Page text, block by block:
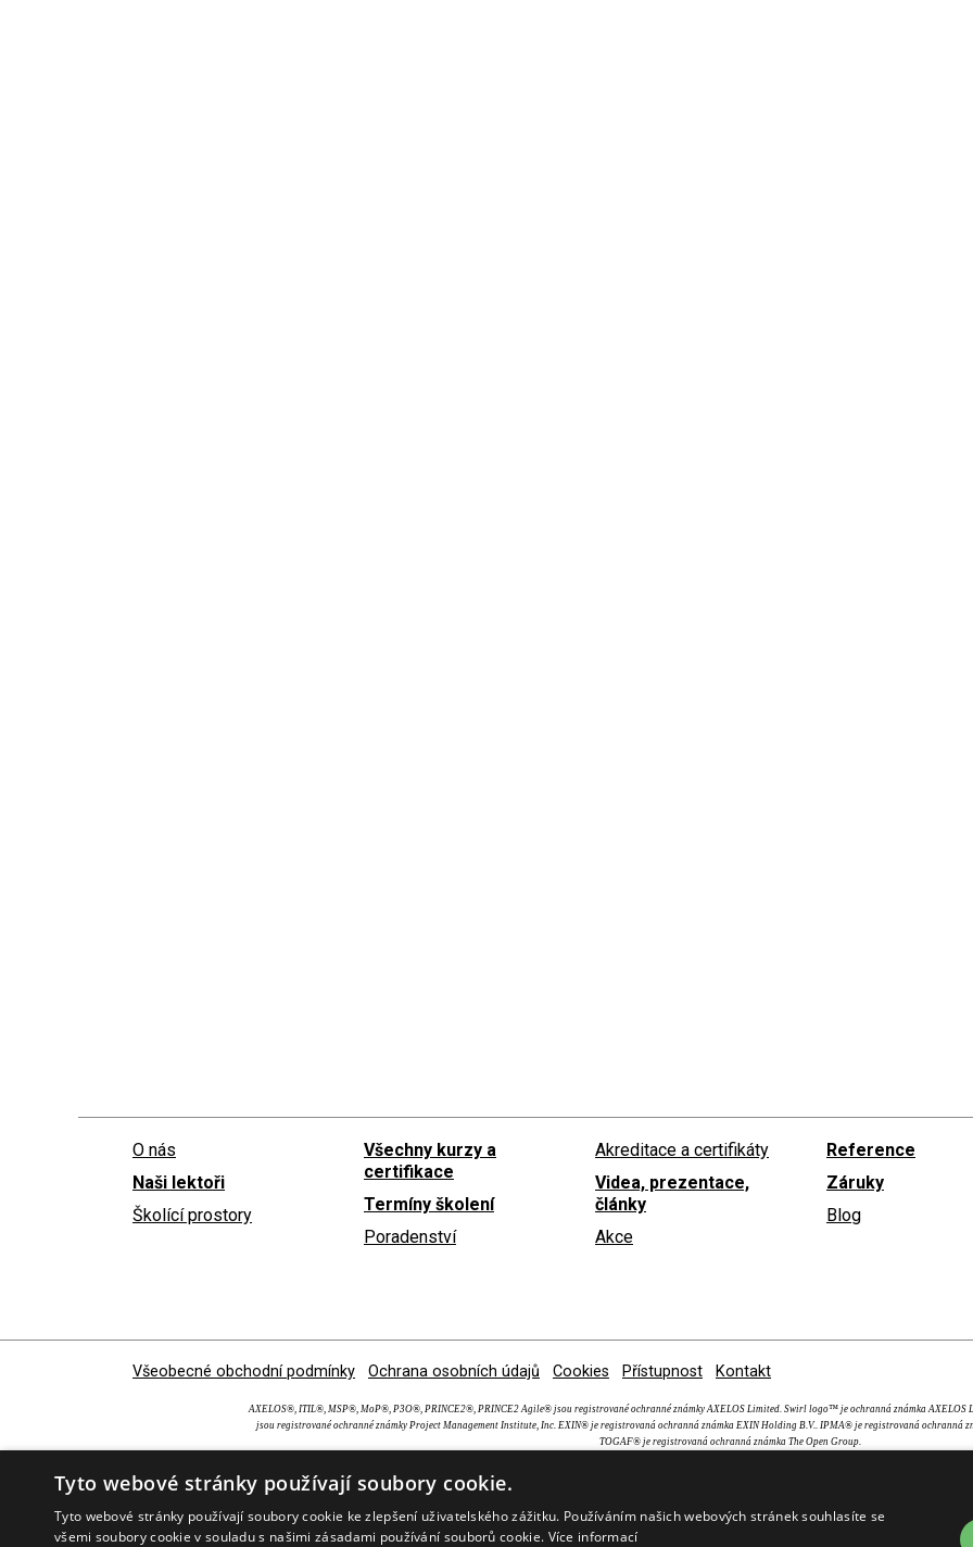
O nás
Naši lektoři
Školící prostory
Všechny kurzy a
certifikace
Termíny školení
Poradenství
Akreditace a certifikáty
Videa, prezentace,
články
Akce
Reference
Záruky
Blog
Všeobecné obchodní podmínky Ochrana osobních údajů Cookies Přístupnost Kontakt
AXELOS®, ITIL®, MSP®, MoP®, P3O®, PRINCE2®, PRINCE2 Agile® jsou registrované ochranné známky AXELOS Limited. Swirl logo™ je ochranná známka
jsou registrované ochranné známky Project Management Institute, Inc. EXIN® je registrovaná ochranná známka EXIN Holding B.V.. IPMA® je registrovaná ochranná
TOGAF® je registrovaná ochranná známka The Open Group.
Tyto webové stránky používají soubory cookie.
Tyto webové stránky používají soubory cookie ke zlepšení uživatelského zážitku. Používáním našich webových stránek souhlasíte se
všemi soubory cookie v souladu s našimi zásadami používání souborů cookie. Více informací